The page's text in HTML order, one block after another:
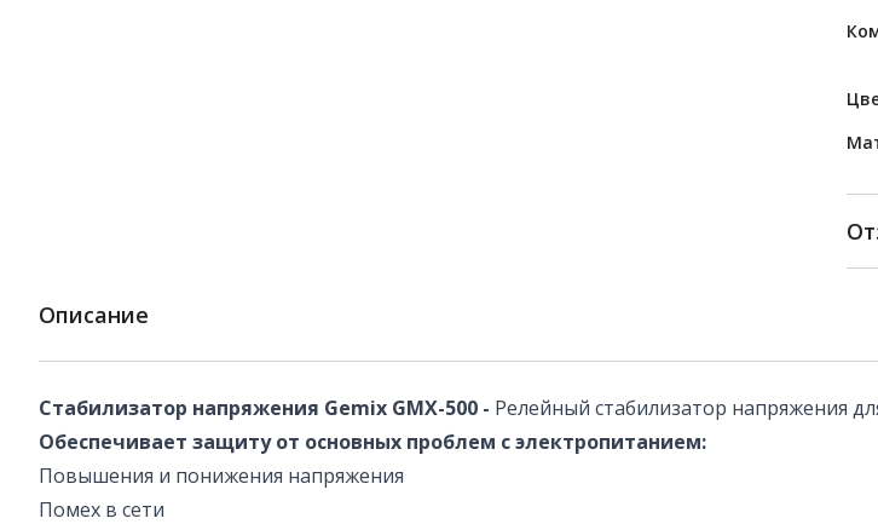
Описание
Стабилизатор напряжения Gemix GMX-500 - Релейный стабилизатор напряжения
Обеспечивает защиту от основных проблем с электропитанием:
Повышения и понижения напряжения
Помех в сети